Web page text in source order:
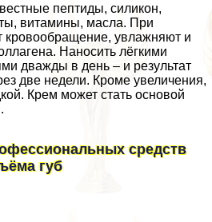
пептиды, силикон,
витамины, масла. При
кровообращение, увлажняют и
Наносить лёгкими
дважды в день – и результат
две недели. Кроме увеличения,
Крем может стать основой
средств
губ